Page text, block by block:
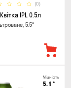
(0)
IPL 0.5л
5.5°
Міцність
5.1 °